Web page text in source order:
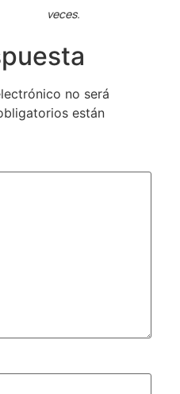
veces.
no será
están